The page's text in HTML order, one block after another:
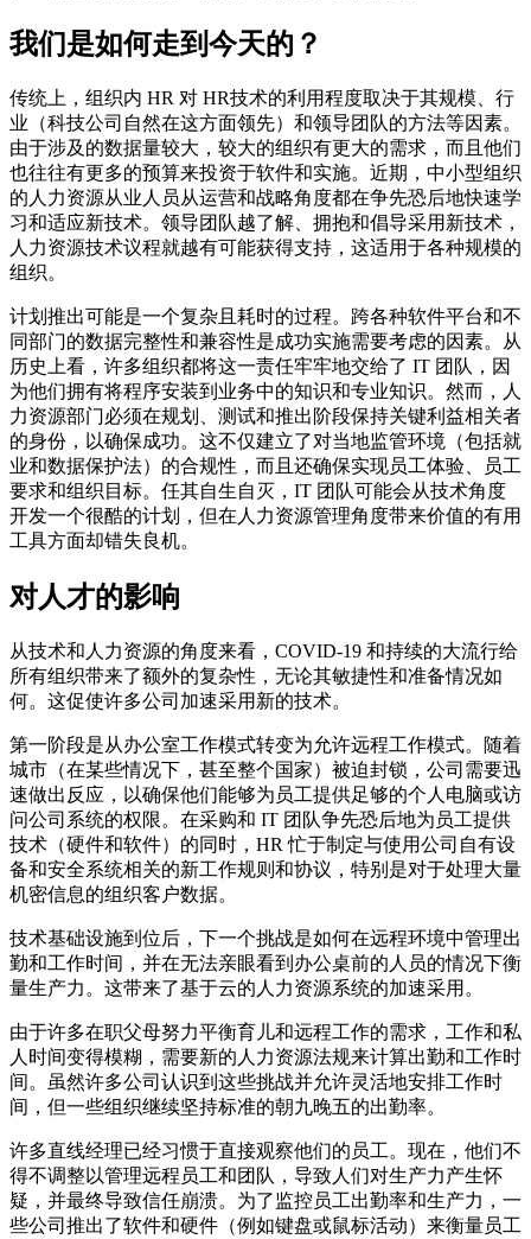
我们是如何走到今天的？
传统上，组织内 HR 对 HR技术的利用程度取决于其规模、行
业（科技公司自然在这方面领先）和领导团队的方法等因素。
由于涉及的数据量较大，较大的组织有更大的需求，而且他们
也往往有更多的预算来投资于软件和实施。近期，中小型组织
的人力资源从业人员从运营和战略角度都在争先恐后地快速学
习和适应新技术。领导团队越了解、拥抱和倡导采用新技术，
人力资源技术议程就越有可能获得支持，这适用于各种规模的
组织。
计划推出可能是一个复杂且耗时的过程。跨各种软件平台和不
同部门的数据完整性和兼容性是成功实施需要考虑的因素。从
历史上看，许多组织都将这一责任牢牢地交给了 IT 团队，因
为他们拥有将程序安装到业务中的知识和专业知识。然而，人
力资源部门必须在规划、测试和推出阶段保持关键利益相关者
的身份，以确保成功。这不仅建立了对当地监管环境（包括就
业和数据保护法）的合规性，而且还确保实现员工体验、员工
要求和组织目标。任其自生自灭，IT 团队可能会从技术角度
开发一个很酷的计划，但在人力资源管理角度带来价值的有用
工具方面却错失良机。
对人才的影响
从技术和人力资源的角度来看，COVID-19 和持续的大流行给
所有组织带来了额外的复杂性，无论其敏捷性和准备情况如
何。这促使许多公司加速采用新的技术。
第一阶段是从办公室工作模式转变为允许远程工作模式。随着
城市（在某些情况下，甚至整个国家）被迫封锁，公司需要迅
速做出反应，以确保他们能够为员工提供足够的个人电脑或访
问公司系统的权限。在采购和 IT 团队争先恐后地为员工提供
技术（硬件和软件）的同时，HR 忙于制定与使用公司自有设
备和安全系统相关的新工作规则和协议，特别是对于处理大量
机密信息的组织客户数据。
技术基础设施到位后，下一个挑战是如何在远程环境中管理出
勤和工作时间，并在无法亲眼看到办公桌前的人员的情况下衡
量生产力。这带来了基于云的人力资源系统的加速采用。
由于许多在职父母努力平衡育儿和远程工作的需求，工作和私
人时间变得模糊，需要新的人力资源法规来计算出勤和工作时
间。虽然许多公司认识到这些挑战并允许灵活地安排工作时
间，但一些组织继续坚持标准的朝九晚五的出勤率。
许多直线经理已经习惯于直接观察他们的员工。现在，他们不
得不调整以管理远程员工和团队，导致人们对生产力产生怀
疑，并最终导致信任崩溃。为了监控员工出勤率和生产力，一
些公司推出了软件和硬件（例如键盘或鼠标活动）来衡量员工